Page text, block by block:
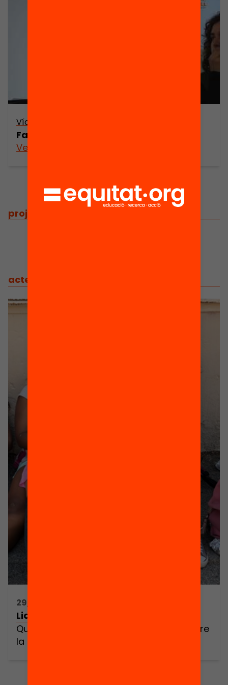
Vídeo
Famílies: Els consells escolars
Veure’n més
projectes
actes
29/10/2018 16:30h - 19:00h
Liderar l’equitat educativa:
Què poden fer els municipis per combatre
la segregació escolar?